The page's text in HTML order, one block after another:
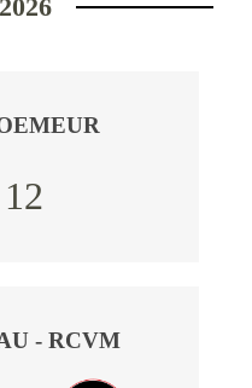
12
- RCVM